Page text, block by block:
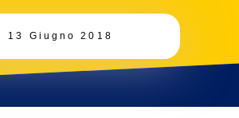
13 Giugno 2018